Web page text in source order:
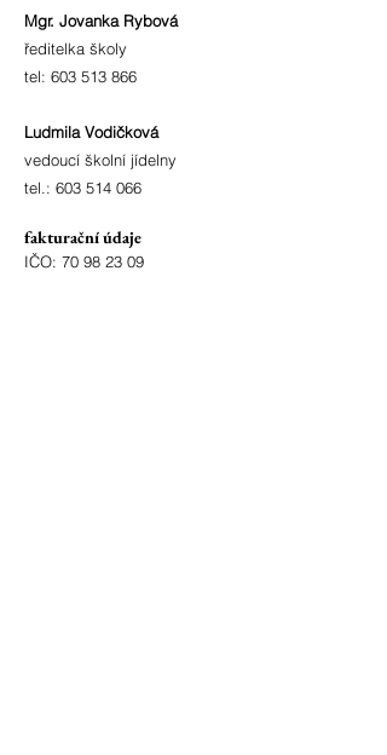
Mgr. Jovanka Rybová
ředitelka školy
tel: 603 513 866
Ludmila Vodičková
vedoucí školní jídelny
tel.: 603 514 066
fakturační údaje
IČO: 70 98 23 09